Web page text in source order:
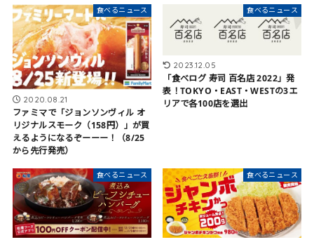
食べるニュース
2020.08.21
ファミマで「ジョンソンヴィル オ
リジナルスモーク（158円）」が買
えるようになるぞーーー！（8/25
から先行発売）
食べるニュース
2023.12.05
「食べログ 寿司 百名店 2022」発
表！TOKYO・EAST・WESTの3エ
リアで各100店を選出
食べるニュース 食べるニュース